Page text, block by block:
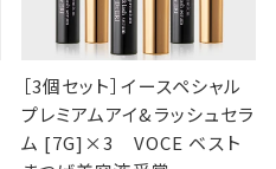
［3個セット］イースペシャル
プレミアムアイ&ラッシュセラ
ム [7G]×3 VOCE ベスト